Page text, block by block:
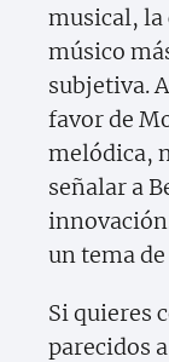
musical, la
músico
subjetiva.
favor de
melódica,
señalar a
un tema
Si quieres
parecidos a